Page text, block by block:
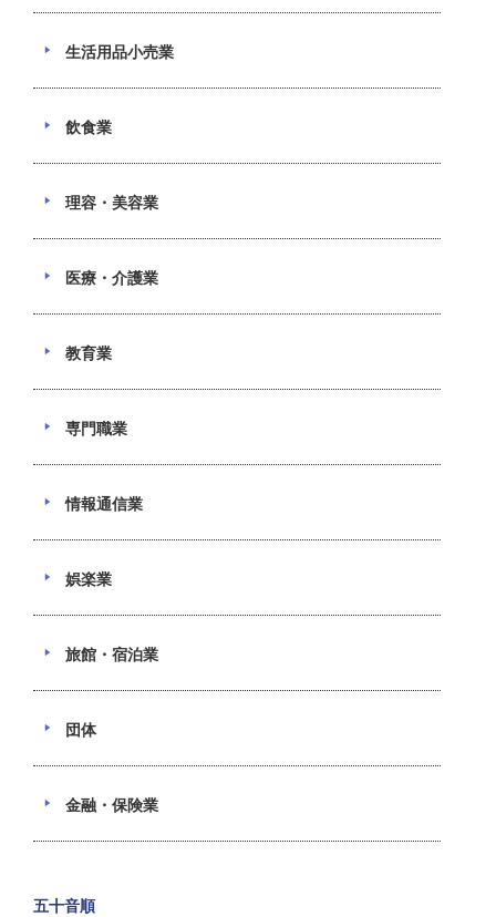
生活用品小売業
飲食業
理容・美容業
医療・介護業
教育業
専門職業
情報通信業
娯楽業
旅館・宿泊業
団体
金融・保険業
五十音順